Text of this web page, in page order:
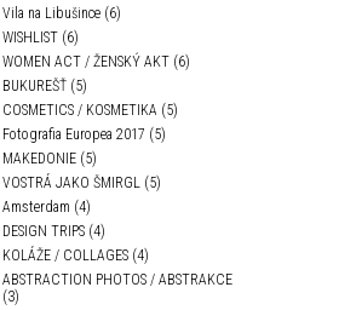
Vila na Libušince (6)
WISHLIST (6)
WOMEN ACT / ŽENSKÝ AKT (6)
BUKUREŠŤ (5)
COSMETICS / KOSMETIKA (5)
Fotografia Europea 2017 (5)
MAKEDONIE (5)
VOSTRÁ JAKO ŠMIRGL (5)
Amsterdam (4)
DESIGN TRIPS (4)
KOLÁŽE / COLLAGES (4)
ABSTRACTION PHOTOS / ABSTRAKCE
(3)